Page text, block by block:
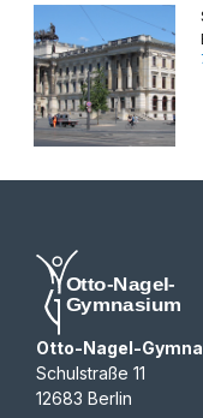
Otto-Nagel-
Schulstraße 11
12683 Berlin